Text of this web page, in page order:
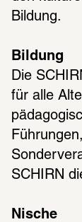
Bildung.
Bildung
Die
für alle
SCHIRN
Nische